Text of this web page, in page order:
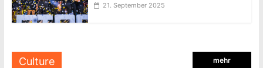
21. September 2025
Culture mehr